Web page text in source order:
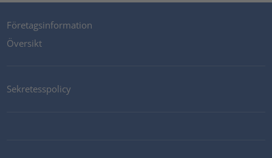
Företagsinformation
Översikt
Sekretesspolicy